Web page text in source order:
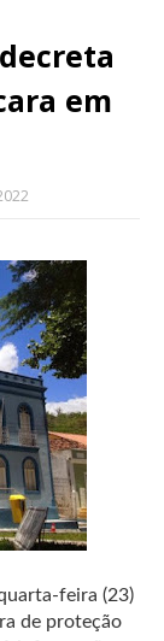
em
feira (23)
de proteção